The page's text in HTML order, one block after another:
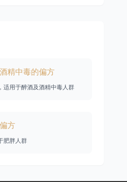
精中毒的偏方
适用于醉酒及酒精中毒人群
方
肥胖人群